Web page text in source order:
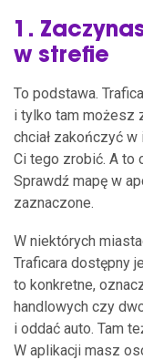
1.
w strefie
To podstawa.
i tylko tam możesz
chciał zakończyć
Ci tego zrobić. A to
Sprawdź mapę w
zaznaczone.
W niektórych
Traficara dostępny
to konkretne,
handlowych czy
i oddać auto. Tam
W aplikacji masz